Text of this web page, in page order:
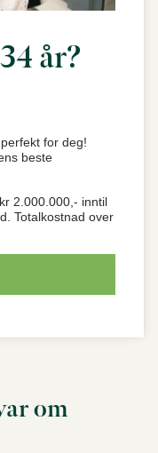
år?
for deg!
beste
2.000.000,- inntil
Totalkostnad over
om